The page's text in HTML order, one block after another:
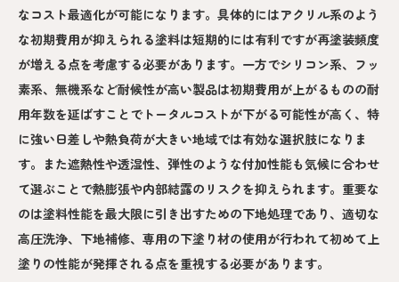
なコスト最適化が可能になります。具体的にはアクリル系のよう
な初期費用が抑えられる塗料は短期的には有利ですが再塗装頻度
が増える点を考慮する必要があります。一方でシリコン系、フッ
素系、無機系など耐候性が高い製品は初期費用が上がるものの耐
用年数を延ばすことでトータルコストが下がる可能性が高く、特
に強い日差しや熱負荷が大きい地域では有効な選択肢になりま
す。また遮熱性や透湿性、弾性のような付加性能も気候に合わせ
て選ぶことで熱膨張や内部結露のリスクを抑えられます。重要な
のは塗料性能を最大限に引き出すための下地処理であり、適切な
高圧洗浄、下地補修、専用の下塗り材の使用が行われて初めて上
塗りの性能が発揮される点を重視する必要があります。